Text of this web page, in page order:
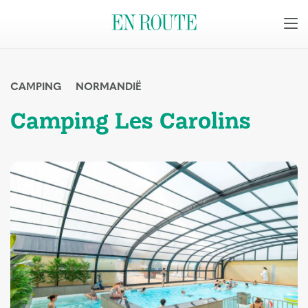
CAMPING NORMANDIË
Camping Les Carolins